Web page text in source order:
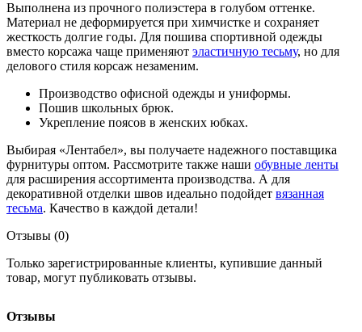
Выполнена из прочного полиэстера в голубом оттенке.
Материал не деформируется при химчистке и сохраняет
жесткость долгие годы. Для пошива спортивной одежды
вместо корсажа чаще применяют эластичную тесьму, но для
делового стиля корсаж незаменим.
Производство офисной одежды и униформы.
Пошив школьных брюк.
Укрепление поясов в женских юбках.
Выбирая «Лентабел», вы получаете надежного поставщика
фурнитуры оптом. Рассмотрите также наши обувные ленты
для расширения ассортимента производства. А для
декоративной отделки швов идеально подойдет вязанная
тесьма. Качество в каждой детали!
Отзывы (0)
Отзывы
Только зарегистрированные клиенты, купившие данный
товар, могут публиковать отзывы.